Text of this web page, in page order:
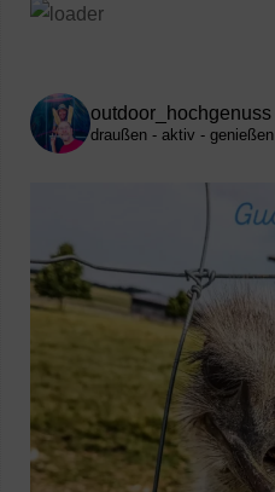
outdoor_hochgenuss
draußen - aktiv - genießen